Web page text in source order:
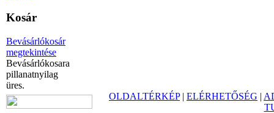
Kosár
Bevásárlókosár
megtekintése
Bevásárlókosara
pillanatnyilag
üres.
OLDALTÉRKÉP| ELÉRHETŐSÉG |